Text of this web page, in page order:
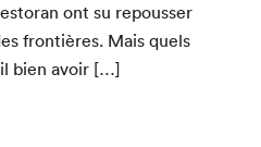
ont su repouss­er
fron­tières. Mais quels
il bien avoir […]